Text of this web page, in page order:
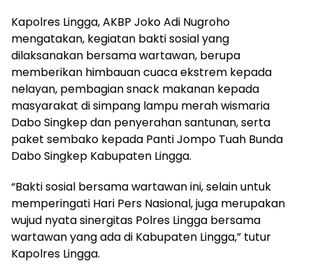
Kapolres Lingga, AKBP Joko Adi Nugroho
mengatakan, kegiatan bakti sosial yang
dilaksanakan bersama wartawan, berupa
memberikan himbauan cuaca ekstrem kepada
nelayan, pembagian snack makanan kepada
masyarakat di simpang lampu merah wismaria
Dabo Singkep dan penyerahan santunan, serta
paket sembako kepada Panti Jompo Tuah Bunda
Dabo Singkep Kabupaten Lingga.
“Bakti sosial bersama wartawan ini, selain untuk
memperingati Hari Pers Nasional, juga merupakan
wujud nyata sinergitas Polres Lingga bersama
wartawan yang ada di Kabupaten Lingga,” tutur
Kapolres Lingga.